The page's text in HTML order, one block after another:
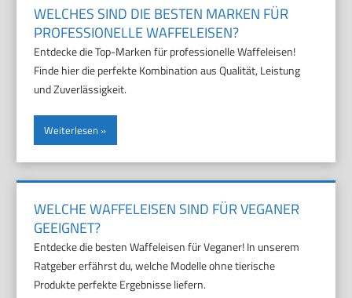
WELCHES SIND DIE BESTEN MARKEN FÜR
PROFESSIONELLE WAFFELEISEN?
Entdecke die Top-Marken für professionelle Waffeleisen!
Finde hier die perfekte Kombination aus Qualität, Leistung
und Zuverlässigkeit.
Weiterlesen
WELCHE WAFFELEISEN SIND FÜR VEGANER
GEEIGNET?
Entdecke die besten Waffeleisen für Veganer! In unserem
Ratgeber erfährst du, welche Modelle ohne tierische
Produkte perfekte Ergebnisse liefern.